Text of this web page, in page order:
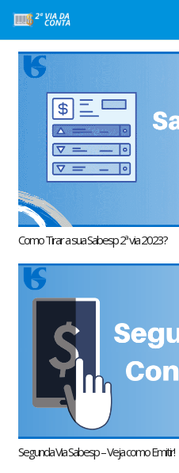
Como Tirar a sua Sabesp 2ª via 2023?
Segunda Via Sabesp – Veja como Emitir!